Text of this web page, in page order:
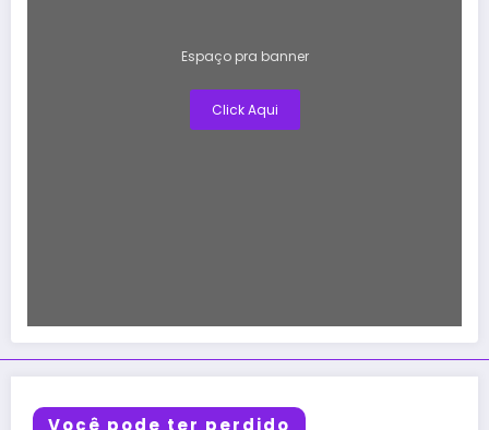
Espaço pra banner
Click Aqui
Você pode ter perdido